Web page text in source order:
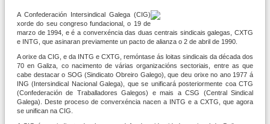
A Confederación Intersindical Galega (CIG)
xorde do seu congreso fundacional, o 19 de
marzo de 1994, e é a converxéncia das duas centrais sindicais galegas, CXTG
e INTG, que asinaran previamente un pacto de alianza o 2 de abril de 1990.
A orixe da CIG, e da INTG e CXTG, remóntase ás loitas sindicais da década dos
70 en Galiza, co nacimento de várias organizacións sectoriais, entre as que
cabe destacar o SOG (Sindicato Obreiro Galego), que deu orixe no ano 1977 á
ING (Intersindical Nacional Galega), que se unificará posteriormente coa CTG
(Confederación de Traballadores Galegos) e mais a CSG (Central Sindical
Galega). Deste proceso de converxéncia nacen a INTG e a CXTG, que agora
se unifican na CIG.